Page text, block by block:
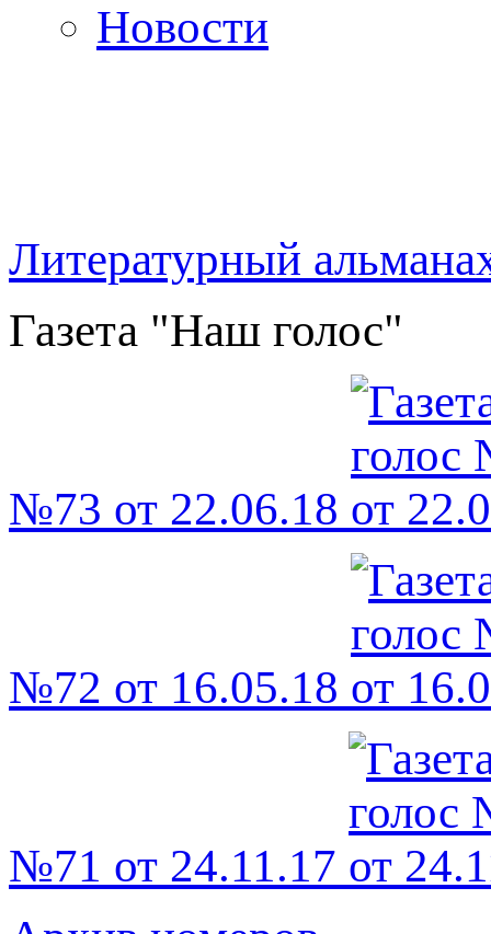
Новости
Литературный
Газета "Наш голос"
№73 от 22.06.18
№72 от 16.05.18
№71 от 24.11.17